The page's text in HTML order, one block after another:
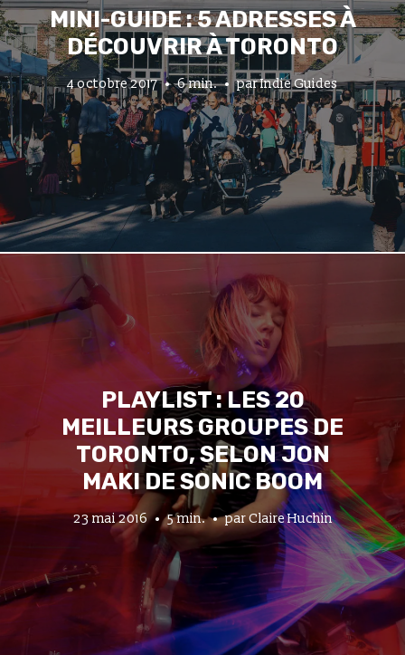
MINI-GUIDE : 5 ADRESSES À
DÉCOUVRIR À TORONTO
4 octobre 2017 6 min. parIndie Guides
PLAYLIST : LES 20
MEILLEURS GROUPES DE
TORONTO, SELON JON
MAKI DE SONIC BOOM
23 mai 2016 5 min. parClaire Huchin